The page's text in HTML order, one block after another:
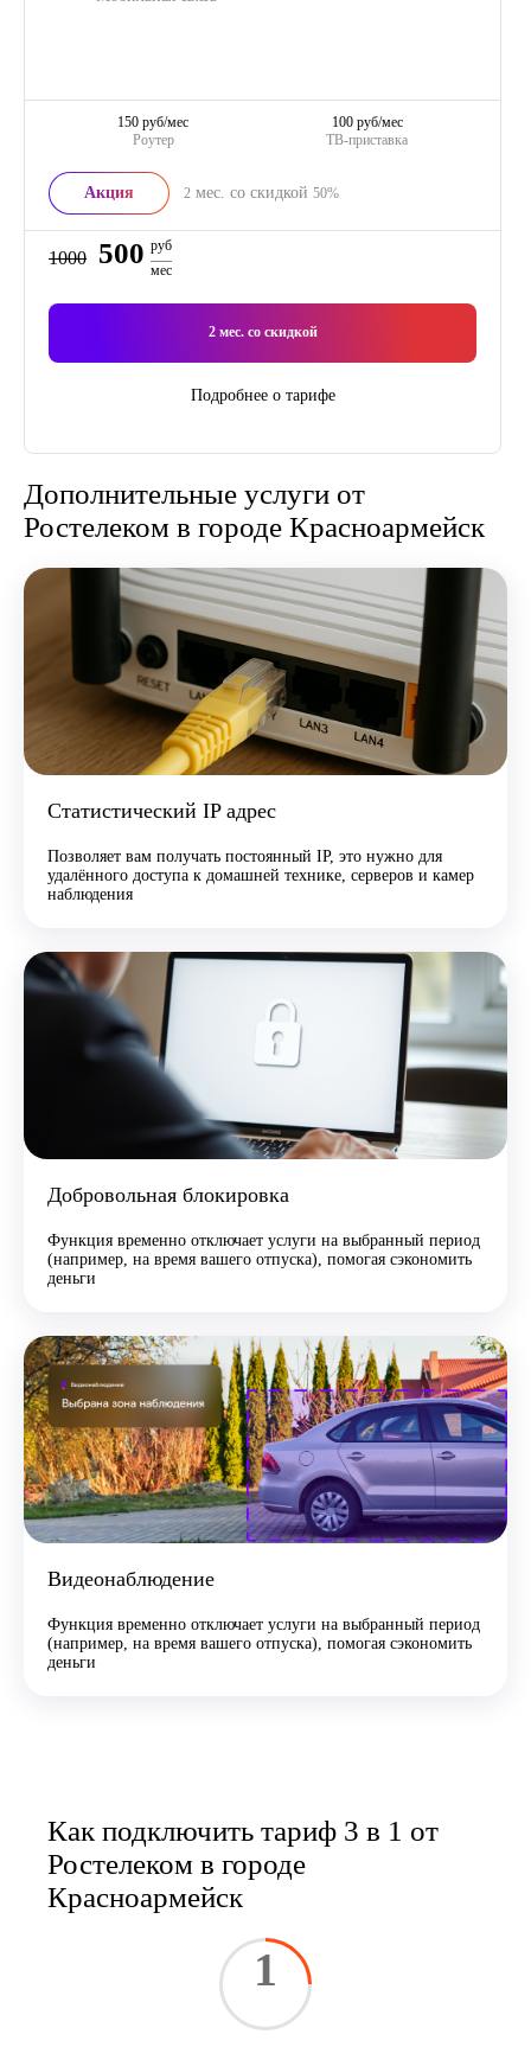
Роутер
150 руб/мес
ТВ-приставка
100 руб/мес
Акция 2 мес. со скидкой 50%
1000 500 руб
мес
2мес. со скидкой
Подробнее о тарифе
Дополнительные услуги от
Ростелеком в городе Красноармейск
Статистический IP адрес
Позволяет вам получать постоянный IP, это нужно для
удалённого доступа к домашней технике, серверов и камер
наблюдения
Добровольная блокировка
Функция временно отключает услуги на выбранный период
(например, на время вашего отпуска), помогая сэкономить
деньги
Видеонаблюдение
Функция временно отключает услуги на выбранный период
(например, на время вашего отпуска), помогая сэкономить
деньги
Как подключить тариф 3 в 1 от
Ростелеком в городе
Красноармейск
1